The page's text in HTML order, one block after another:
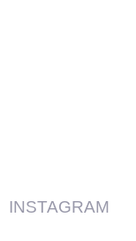
INSTAGRAM